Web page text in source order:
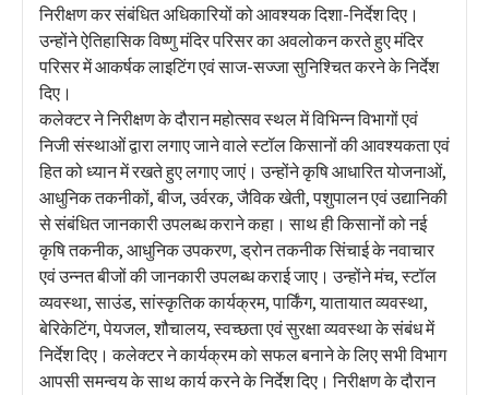
निरीक्षण कर संबंधित अधिकारियों को आवश्यक दिशा-निर्देश दिए।
उन्होंने ऐतिहासिक विष्णु मंदिर परिसर का अवलोकन करते हुए मंदिर
परिसर में आकर्षक लाइटिंग एवं साज-सज्जा सुनिश्चित करने के निर्देश
दिए।
कलेक्टर ने निरीक्षण के दौरान महोत्सव स्थल में विभिन्न विभागों एवं
निजी संस्थाओं द्वारा लगाए जाने वाले स्टॉल किसानों की आवश्यकता एवं
हित को ध्यान में रखते हुए लगाए जाएं। उन्होंने कृषि आधारित योजनाओं,
आधुनिक तकनीकों, बीज, उर्वरक, जैविक खेती, पशुपालन एवं उद्यानिकी
से संबंधित जानकारी उपलब्ध कराने कहा। साथ ही किसानों को नई
कृषि तकनीक, आधुनिक उपकरण, ड्रोन तकनीक सिंचाई के नवाचार
एवं उन्नत बीजों की जानकारी उपलब्ध कराई जाए। उन्होंने मंच, स्टॉल
व्यवस्था, साउंड, सांस्कृतिक कार्यक्रम, पार्किंग, यातायात व्यवस्था,
बेरिकेटिंग, पेयजल, शौचालय, स्वच्छता एवं सुरक्षा व्यवस्था के संबंध में
निर्देश दिए। कलेक्टर ने कार्यक्रम को सफल बनाने के लिए सभी विभाग
आपसी समन्वय के साथ कार्य करने के निर्देश दिए। निरीक्षण के दौरान